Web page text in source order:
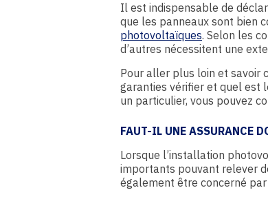
Il est indispensable de
que les panneaux sont bien
photovoltaïques. Selon les
d’autres nécessitent une
Pour aller plus loin et savoir
garanties vérifier et quel est
un particulier, vous pouvez
FAUT-IL UNE ASSURANCE
Lorsque l’installation
importants pouvant relever
également être concerné